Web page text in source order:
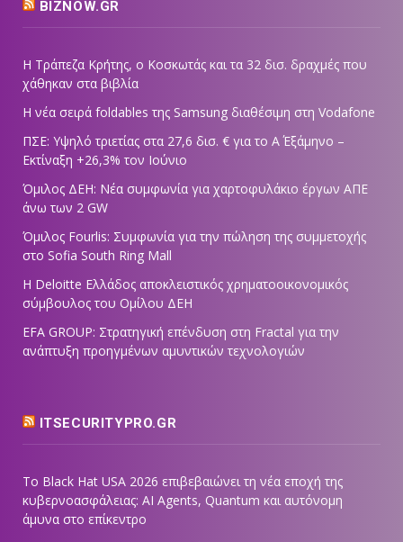
BIZNOW.GR
Η Τράπεζα Κρήτης, ο Κοσκωτάς και τα 32 δισ. δραχμές που
χάθηκαν στα βιβλία
Η νέα σειρά foldables της Samsung διαθέσιμη στη Vodafone
ΠΣΕ: Υψηλό τριετίας στα 27,6 δισ. € για το Α΄ Εξάμηνο –
Εκτίναξη +26,3% τον Ιούνιο
Όμιλος ΔΕΗ: Νέα συμφωνία για χαρτοφυλάκιο έργων ΑΠΕ
άνω των 2 GW
Όμιλος Fourlis: Συμφωνία για την πώληση της συμμετοχής
στο Sofia South Ring Mall
Η Deloitte Ελλάδος αποκλειστικός χρηματοοικονομικός
σύμβουλος του Ομίλου ΔΕΗ
EFA GROUP: Στρατηγική επένδυση στη Fractal για την
ανάπτυξη προηγμένων αμυντικών τεχνολογιών
ITSECURITYPRO.GR
Το Black Hat USA 2026 επιβεβαιώνει τη νέα εποχή της
κυβερνοασφάλειας: AI Agents, Quantum και αυτόνομη
άμυνα στο επίκεντρο